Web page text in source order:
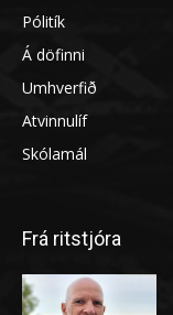
Pólitík
Á döfinni
Umhverfið
Atvinnulíf
Skólamál
Frá ritstjóra